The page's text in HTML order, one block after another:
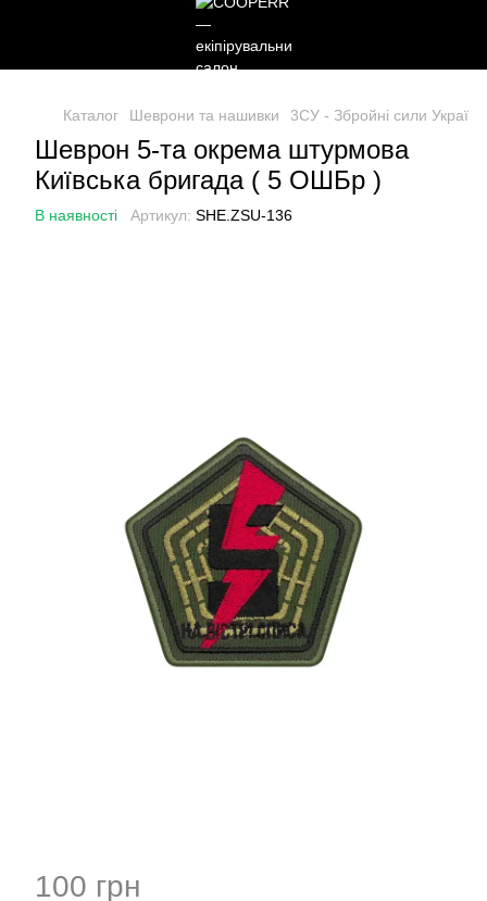
Каталог Шеврони та нашивки 3СУ - Збройні сили України
Шеврон 5-та окрема штурмова
Київська бригада ( 5 ОШБр )
В наявності Артикул: SHE.ZSU-136
100 грн